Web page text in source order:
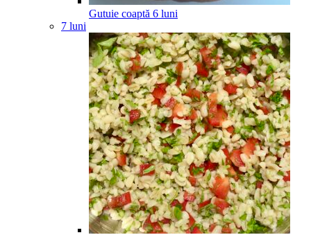
Gutuie coaptă 6 luni
7 luni